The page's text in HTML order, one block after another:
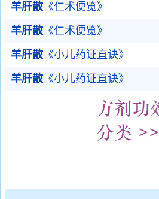
羊肝散 《仁术便览》
羊肝散 《仁术便览》
羊肝散 《小儿药证直诀》
羊肝散 《小儿药证直诀》